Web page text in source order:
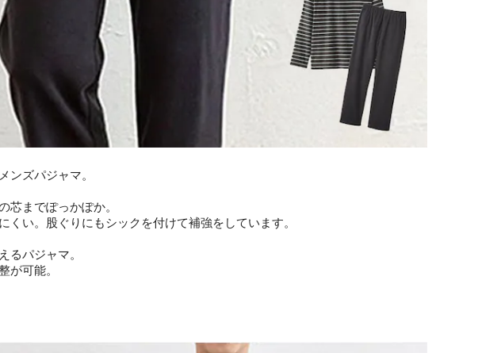
ンズパジャマ。
芯までぽっかぽか。
い。股ぐりにもシックを付けて補強をしています。
るパジャマ。
が可能。